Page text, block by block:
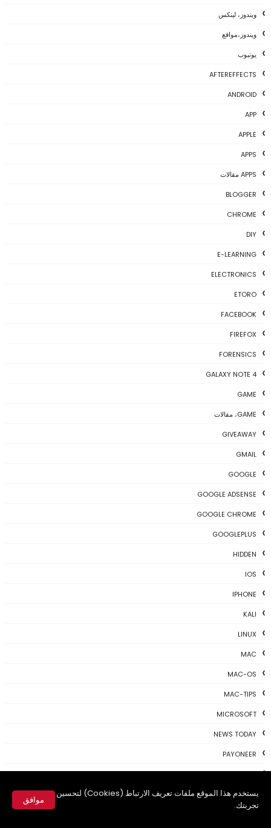
يستخدم هذا الموقع ملفات تعريف الارتباط (Cookies) لتحسين
تجربتك.
موافق
ويندوز، لينكس
ويندوز،مواقع
يوتيوب
AFTEREFFECTS
ANDROID
APP
APPLE
APPS
APPS مقالات
BLOGGER
CHROME
DIY
E-LEARNING
ELECTRONICS
ETORO
FACEBOOK
FIREFOX
FORENSICS
GALAXY NOTE 4
GAME
GAME، مقالات
GIVEAWAY
GMAIL
GOOGLE
GOOGLE ADSENSE
GOOGLE CHROME
GOOGLEPLUS
HIDDEN
IOS
IPHONE
KALI
LINUX
MAC
MAC-OS
MAC-TIPS
MICROSOFT
NEWS TODAY
PAYONEER
PHOTOSHOP
PROGRAMING